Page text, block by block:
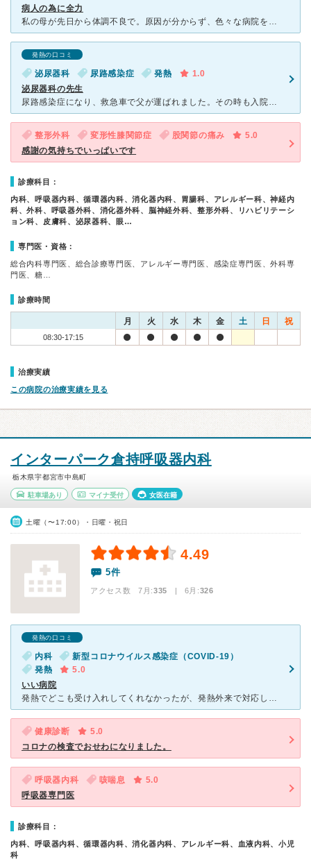
病人の為に全力
私の母が先日から体調不良で。原因が分からず、色々な病院を廻って原因を探っていました。 病院、それぞれに対応が違い。 原因が分からないので他に行ってとか冷たい病院も有れば。 定期的に検査して、ゆっ
発熱の口コミ
泌尿器科 尿路感染症 発熱
1.0
泌尿器科の先生
尿路感染症になり、救急車で父が運ばれました。その時も入院したのですが、認知症の父が早く帰りたいと言って荷物をまとめちゃうんで、点滴から投薬に変えます、と、一度も主治医に会わないまま4日で退院しました。
整形外科 変形性膝関節症 股関節の痛み
5.0
感謝の気持ちでいっぱいです
診療科目：
内科、呼吸器内科、循環器内科、消化器内科、胃腸科、アレルギー科、神経内
科、外科、呼吸器外科、消化器外科、脳神経外科、整形外科、リハビリテーシ
ョン科、皮膚科、泌尿器科、眼…
専門医・資格：
総合内科専門医、総合診療専門医、アレルギー専門医、感染症専門医、外科専
門医、糖…
診療時間
月 火 水 木 金 土 日 祝
08:30-17:15
治療実績
この病院の治療実績を見る
インターパーク倉持呼吸器内科
栃木県宇都宮市中島町
駐車場あり マイナ受付 女医在籍
土曜（〜17:00）・日曜・祝日
4.49
5件
アクセス数 7月:335 | 6月:326
発熱の口コミ
内科
新型コロナウイルス感染症（COVID-19）
発熱
5.0
いい病院
発熱でどこも受け入れしてくれなかったが、発熱外来で対応してくれました。混んでいて待ち時間は多少ありましたが、処方箋をもらえると市販とは違い、早めに体調が良くなるので助かります。悪化してしまうと病院行く
健康診断
5.0
コロナの検査でおせわになりました。
呼吸器内科 咳喘息
5.0
呼吸器専門医
診療科目：
内科、呼吸器内科、循環器内科、消化器内科、アレルギー科、血液内科、小児
科